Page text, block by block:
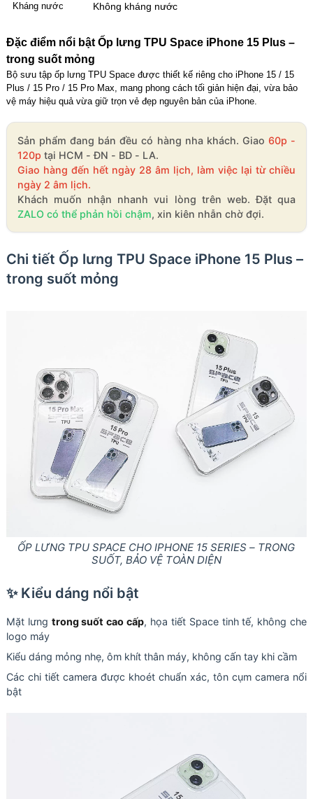
Kháng nước Không kháng nước
Đặc điểm nổi bật Ốp lưng TPU Space iPhone 15 Plus –
trong suốt mỏng
Bộ sưu tập ốp lưng TPU Space được thiết kế riêng cho iPhone 15 / 15
Plus / 15 Pro / 15 Pro Max, mang phong cách tối giản hiện đại, vừa bảo
vệ máy hiệu quả vừa giữ trọn vẻ đẹp nguyên bản của iPhone.
Sản phẩm đang bán đều có hàng nha khách. Giao 60p -
120p tại HCM - ĐN - BD - LA.
Giao hàng đến hết ngày 28 âm lịch, làm việc lại từ chiều
ngày 2 âm lịch.
Khách muốn nhận nhanh vui lòng trên web. Đặt qua
ZALO có thể phản hồi chậm, xin kiên nhẫn chờ đợi.
Chi tiết Ốp lưng TPU Space iPhone 15 Plus –
trong suốt mỏng
ỐP LƯNG TPU SPACE CHO IPHONE 15 SERIES – TRONG
SUỐT, BẢO VỆ TOÀN DIỆN
✨ Kiểu dáng nổi bật
Mặt lưng trong suốt cao cấp, họa tiết Space tinh tế, không che
logo máy
Kiểu dáng mỏng nhẹ, ôm khít thân máy, không cấn tay khi cầm
Các chi tiết camera được khoét chuẩn xác, tôn cụm camera nổi
bật